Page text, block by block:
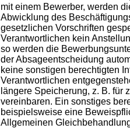
mit einem Bewerber, werden
Abwicklung des
gesetzlichen Vorschriften
Verantwortlichen kein
so werden die
der Absageentscheidung
keine sonstigen berechtigten
Verantwortlichen
längere Speicherung, z. B. für
vereinbaren. Ein sonstiges
beispielsweise eine
Allgemeinen